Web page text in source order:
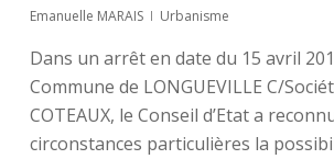
Emanuelle MARAIS Urbanisme
Dans un arrêt en date du 15 avril
Commune de LONGUEVILLE C/
COTEAUX, le Conseil d’Etat a
circonstances particulières la